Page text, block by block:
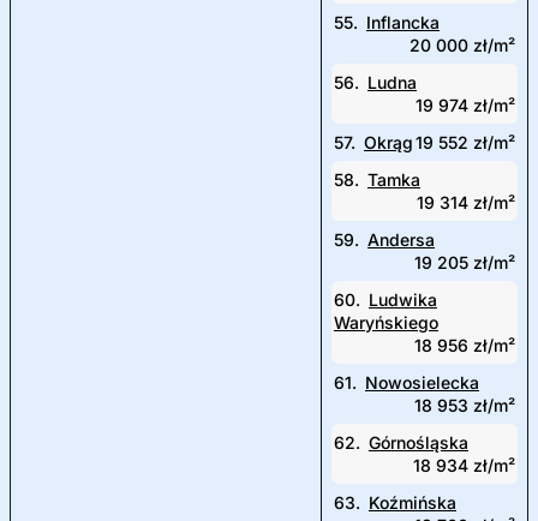
55. Inflancka
20 000 zł/m²
56. Ludna
19 974 zł/m²
57. Okrąg19 552 zł/m²
58. Tamka
19 314 zł/m²
59. Andersa
19 205 zł/m²
60. Ludwika
Waryńskiego
18 956 zł/m²
61. Nowosielecka
18 953 zł/m²
62. Górnośląska
18 934 zł/m²
63. Koźmińska